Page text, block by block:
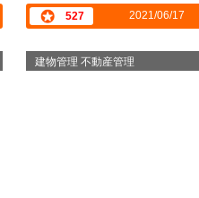
527 2021/06/17
建物管理 不動産管理